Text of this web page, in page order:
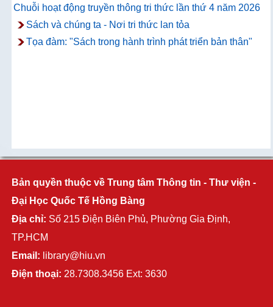
Chuỗi hoạt động truyền thông tri thức lần thứ 4 năm 2026
Sách và chúng ta - Nơi tri thức lan tỏa
Tọa đàm: "Sách trong hành trình phát triển bản thân"
Bản quyền thuộc về Trung tâm Thông tin - Thư viện -
Đại Học Quốc Tế Hồng Bàng
Địa chỉ: Số 215 Điện Biên Phủ, Phường Gia Định,
TP.HCM
Email: library@hiu.vn
Điện thoại: 28.7308.3456 Ext: 3630